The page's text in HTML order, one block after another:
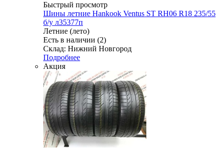
Быстрый просмотр
Шины летние Hankook Ventus ST RH06 R18 235/55
б/у л35377п
Летние (лето)
Есть в наличии (2)
Склад: Нижний Новгород
Подробнее
Акция